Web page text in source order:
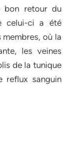
bon retour du
celui-ci a été
où la
les veines
de la tunique
reflux sanguin